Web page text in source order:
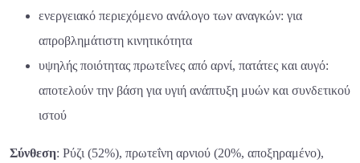
ενεργειακό περιεχόμενο ανάλογο των αναγκών: για
απροβλημάτιστη κινητικότητα
υψηλής ποιότητας πρωτεΐνες από αρνί, πατάτες και αυγό:
αποτελούν την βάση για υγιή ανάπτυξη μυών και συνδετικού
ιστού
Σύνθεση: Ρύζι (52%), πρωτεΐνη αρνιού (20%, αποξηραμένο),